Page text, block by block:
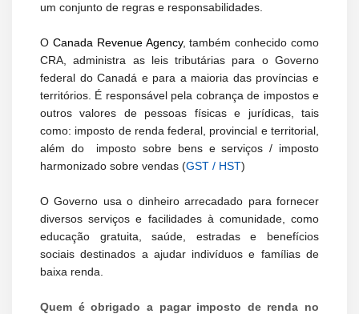
um conjunto de regras e responsabilidades.
O Canada Revenue Agency, também conhecido como
CRA, administra as leis tributárias para o Governo
federal do Canadá e para a maioria das províncias e
territórios. É responsável pela cobrança de impostos e
outros valores de pessoas físicas e jurídicas, tais
como: imposto de renda federal, provincial e territorial,
além do imposto sobre bens e serviços / imposto
harmonizado sobre vendas (GST / HST)
O Governo usa o dinheiro arrecadado para fornecer
diversos serviços e facilidades à comunidade, como
educação gratuita, saúde, estradas e benefícios
sociais destinados a ajudar indivíduos e famílias de
baixa renda.
Quem é obrigado a pagar imposto de renda no